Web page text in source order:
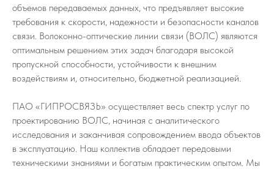
объемов передаваемых данных, что предъявляет высокие
требования к скорости, надежности и безопасности каналов
связи. Волоконно-оптические линии связи (ВОЛС) являются
оптимальным решением этих задач благодаря высокой
пропускной способности, устойчивости к внешним
воздействиям и, относительно, бюджетной реализацией.
ПАО «ГИПРОСВЯЗЬ» осуществляет весь спектр услуг по
проектированию ВОЛС, начиная с аналитического
исследования и заканчивая сопровождением ввода объектов
в эксплуатацию. Наш коллектив обладает передовыми
техническими знаниями и богатым практическим опытом. Мы